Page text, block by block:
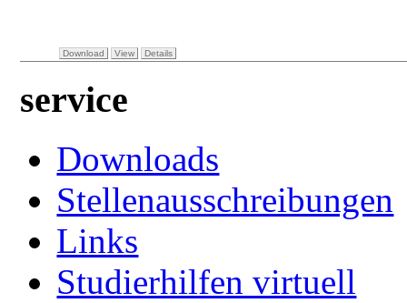
Download View Details
service
Downloads
Stellenausschreibungen
Links
Studierhilfen virtuell